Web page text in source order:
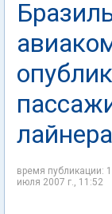
лайнера
время публикации:
июля 2007 г., 11:52